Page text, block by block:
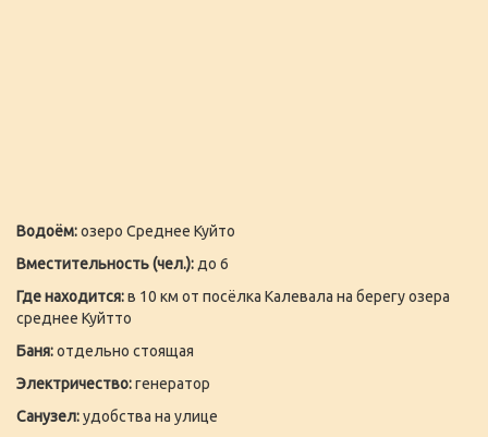
Водоём:озеро Среднее Куйто
Вместительность (чел.): до 6
Где находится:в 10 км от посёлка Калевала на берегу озера
среднее Куйтто
Баня:отдельно стоящая
Электричество:генератор
Санузел:удобства на улице